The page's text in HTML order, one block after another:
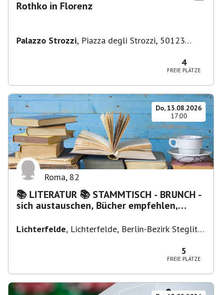
Rothko in Florenz
Palazzo Strozzi, Piazza degli Strozzi, 50123
4
FREIE PLÄTZE
Do, 13.08.2026
17:00
Roma, 82
📚 LITERATUR 📚 STAMMTISCH - BRUNCH -
sich austauschen, Bücher empfehlen,
Lichterfelde, Lichterfelde, Berlin-Bezirk Steglitz-
5
FREIE PLÄTZE